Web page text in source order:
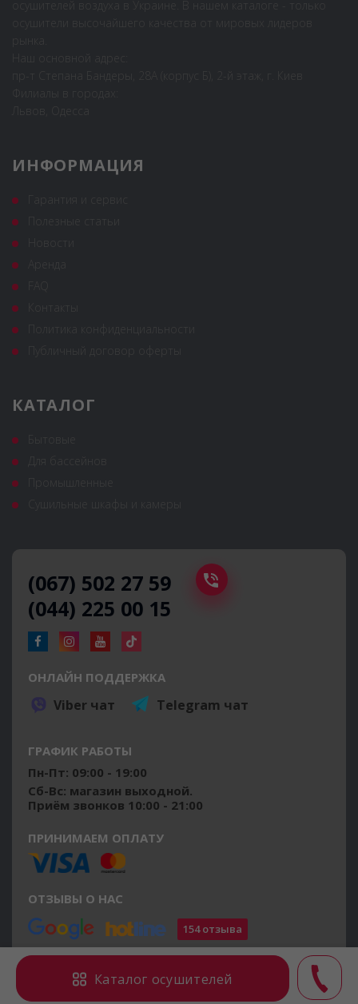
ИНФОРМАЦИЯ
КАТАЛОГ
(067) 502 27 59
(044) 225 00 15
ОНЛАЙН ПОДДЕРЖКА
Viber чат Telegram чат
ГРАФИК РАБОТЫ
Пн-Пт: 09:00 - 19:00
Сб-Вс: магазин выходной.
Приём звонков 10:00 - 21:00
ПРИНИМАЕМ ОПЛАТУ
ОТЗЫВЫ О НАС
154 отзыва
©2014 - 2026 osushiteli.ua
Все права защищены.Каталог осушителей